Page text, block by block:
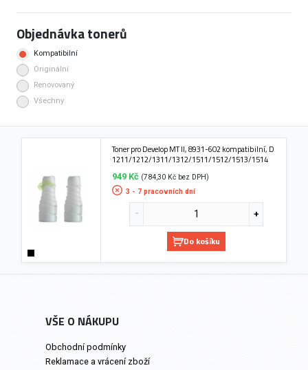
Objednávka tonerů
Kompatibilní
Originální
Renovovaný
Všechny
Toner pro Develop MT II, 8931-602 kompatibilní, D
1211/1212/1311/1312/1511/1512/1513/1514
949 Kč (784,30 Kč bez DPH)
3 - 7 pracovních dní
Do košíku
VŠE O NÁKUPU
Obchodní podmínky
Reklamace a vrácení zboží